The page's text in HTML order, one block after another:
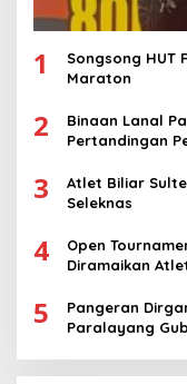
1
Songsong HUT
Maraton
2
Binaan Lanal
Pertandingan
3
Atlet Biliar
Seleknas
4
Open
Diramaikan
5
Pangeran
Paralayang